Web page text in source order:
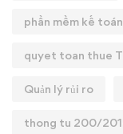
phần mềm kế toán
quyet toan thue
Quản lý rủi ro
thong tu 200/